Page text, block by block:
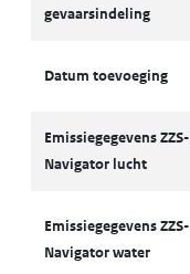
gevaarsindeling
Datum toevoeging
Emissiegegevens ZZS-
Navigator lucht
Emissiegegevens ZZS-
Navigator water